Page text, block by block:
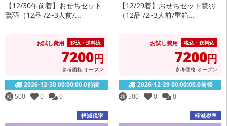
【12/30午前着】おせちセット
鷲羽（12品 /2~3人前/...
お試し費用 税込・送料込
7200円
参考価格 オープン
2026-12-30 00:00:00.0前後
残 500 0 0
【12/29着】おせちセット鷲羽
（12品 /2~3人前/重箱...
お試し費用 税込・送料込
7200円
参考価格 オープン
2026-12-29 00:00:00.0前後
残 500 0 0
軽減税率 軽減税率